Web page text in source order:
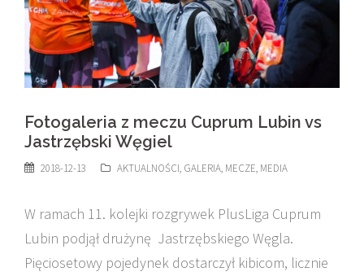
Fotogaleria z meczu Cuprum Lubin vs
Jastrzębski Węgiel
2018-12-13 AKTUALNOŚCI, GALERIA, MECZE, MEDIA
W ramach 11. kolejki rozgrywek PlusLiga Cuprum
Lubin podjął drużynę Jastrzębskiego Węgla.
Pięciosetowy pojedynek dostarczył kibicom, licznie